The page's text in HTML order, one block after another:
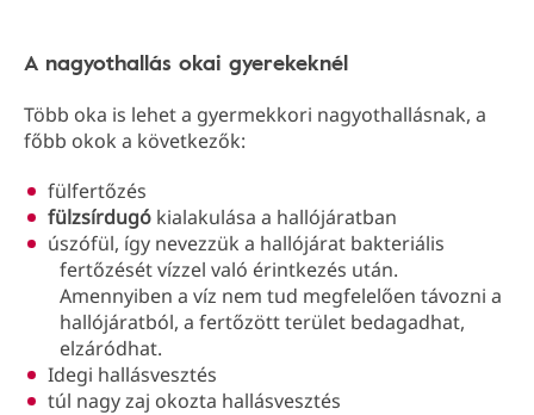
A nagyothallás okai gyerekeknél
Több oka is lehet a gyermekkori nagyothallásnak, a
főbb okok a következők:
fülfertőzés
fülzsírdugó kialakulása a hallójáratban
úszófül, így nevezzük a hallójárat bakteriális
fertőzését vízzel való érintkezés után.
Amennyiben a víz nem tud megfelelően távozni a
hallójáratból, a fertőzött terület bedagadhat,
elzáródhat.
Idegi hallásvesztés
túl nagy zaj okozta hallásvesztés